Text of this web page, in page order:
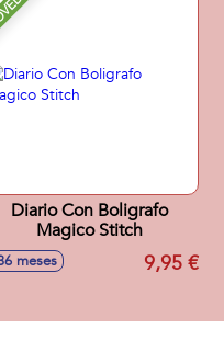
Diario Con Boligrafo
Magico Stitch
meses 9,95 €